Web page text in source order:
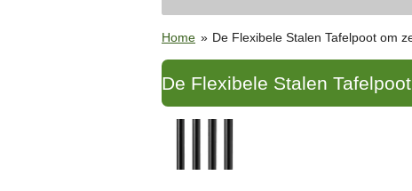
Home » De Flexibele Stalen Tafelpoot om
De Flexibele Stalen